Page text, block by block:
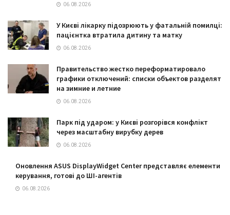
06.08.2026
У Києві лікарку підозрюють у фатальній помилці:
пацієнтка втратила дитину та матку
06.08.2026
Правительство жестко переформатировало
графики отключений: списки объектов разделят
на зимние и летние
06.08.2026
Парк під ударом: у Києві розгорівся конфлікт
через масштабну вирубку дерев
06.08.2026
Оновлення ASUS DisplayWidget Center представляє елементи
керування, готові до ШІ-агентів
06.08.2026